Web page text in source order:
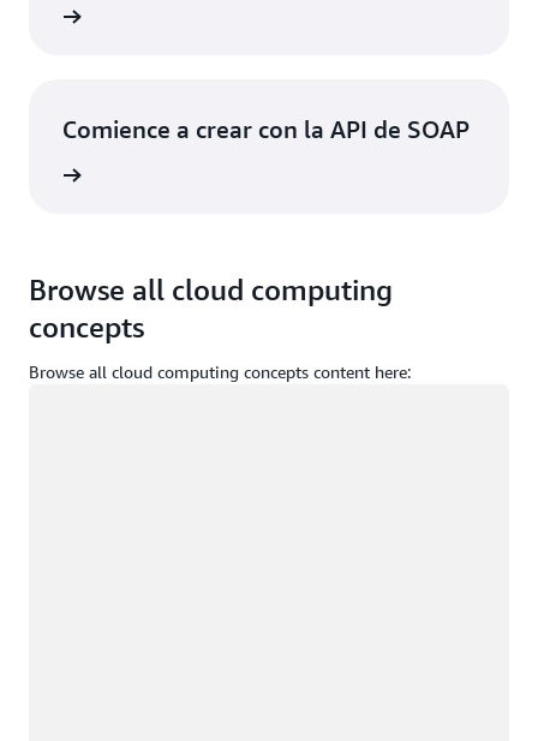
Comience a crear con la API de SOAP
Browse all cloud computing
concepts
Browse all cloud computing concepts content here: